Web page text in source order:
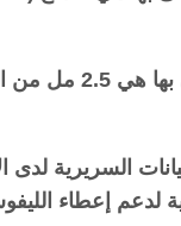
الجرعة
السريرية لدى
غير كافية لدعم